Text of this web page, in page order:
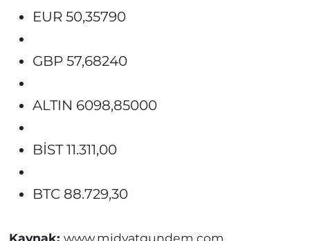
EUR 50,35790
GBP 57,68240
ALTIN 6098,85000
BİST 11.311,00
BTC 88.729,30